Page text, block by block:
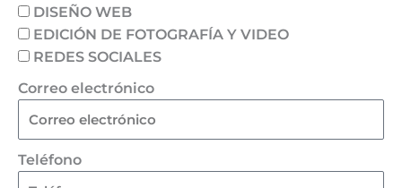
DISEÑO WEB
EDICIÓN DE FOTOGRAFÍA Y VIDEO
REDES SOCIALES
Correo electrónico
Teléfono